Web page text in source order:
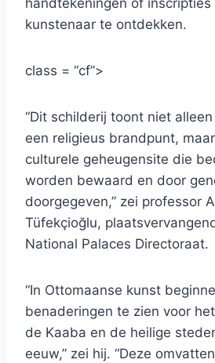
handtekeningen of
kunstenaar te ontdekken.
class = “cf”>
“Dit schilderij toont niet
een religieus brandpunt,
culturele geheugensite die
worden bewaard en door
doorgegeven,” zei professor
Tüfekçioğlu,
National Palaces Directoraat.
“In Ottomaanse kunst
benaderingen te zien voor
de Kaaba en de heilige
eeuw,” zei hij. “Deze